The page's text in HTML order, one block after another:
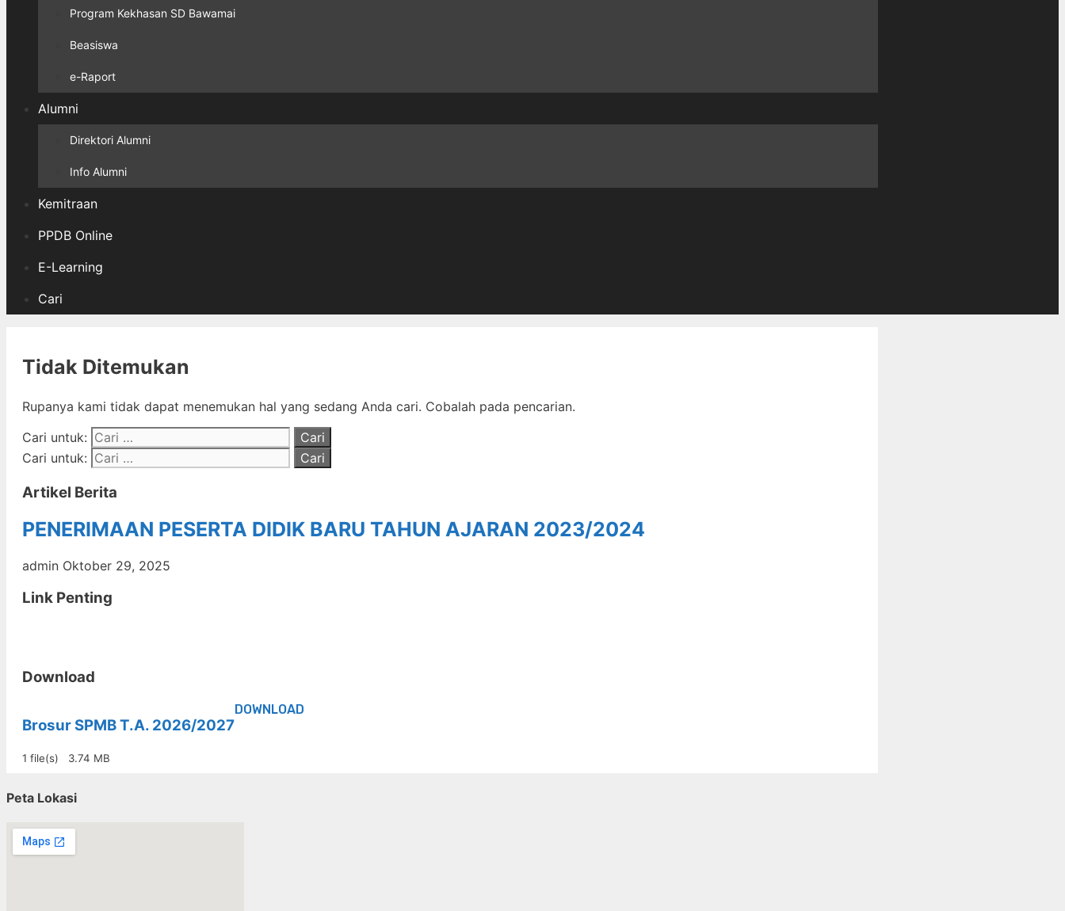
Program Kekhasan SD Bawamai
Beasiswa
e-Raport
Alumni
Direktori Alumni
Info Alumni
Kemitraan
PPDB Online
E-Learning
Cari
Tidak Ditemukan
Rupanya kami tidak dapat menemukan hal yang sedang Anda cari. Cobalah pada pencarian.
Cari untuk:
Cari untuk:
Artikel Berita
PENERIMAAN PESERTA DIDIK BARU TAHUN AJARAN 2023/2024
admin Oktober 29, 2025
Link Penting
Download
Brosur SPMB T.A. 2026/2027
1 file(s) 3.74 MB
DOWNLOAD
Peta Lokasi